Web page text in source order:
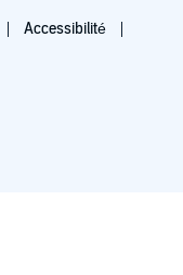
Accessibilité